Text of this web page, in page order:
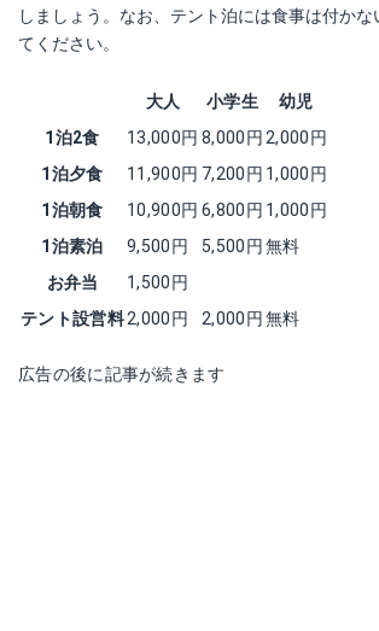
しましょう。なお、テント泊には食事は付かな
てください。
大人 小学生
幼児
1泊2食
13,000円 8,000円 2,000円
1泊夕食
11,900円 7,200円 1,000円
1泊朝食
10,900円 6,800円 1,000円
1泊素泊
9,500円 5,500円 無料
お弁当
1,500円
テント設営料2,000円 2,000円 無料
広告の後に記事が続きます